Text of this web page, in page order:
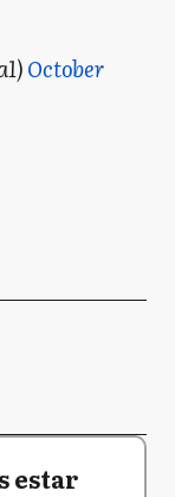
October
estar